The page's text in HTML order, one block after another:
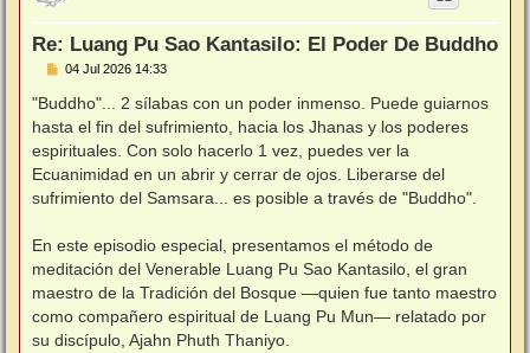
Re: Luang Pu Sao Kantasilo: El Poder De Buddho
M
n
a
j
e
04 Jul 2026 14:33
"Buddho"... 2 sílabas con un poder inmenso. Puede guiarnos
hasta el fin del sufrimiento, hacia los Jhanas y los poderes
espirituales. Con solo hacerlo 1 vez, puedes ver la
Ecuanimidad en un abrir y cerrar de ojos. Liberarse del
sufrimiento del Samsara... es posible a través de "Buddho".
En este episodio especial, presentamos el método de
meditación del Venerable Luang Pu Sao Kantasilo, el gran
maestro de la Tradición del Bosque —quien fue tanto maestro
como compañero espiritual de Luang Pu Mun— relatado por
su discípulo, Ajahn Phuth Thaniyo.